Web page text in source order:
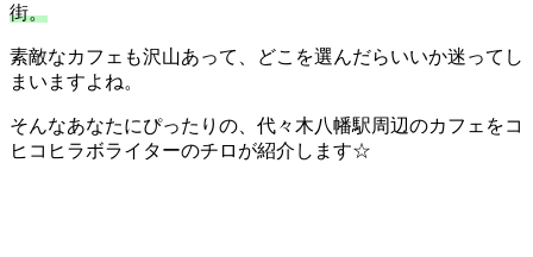
街。
素敵なカフェも沢山あって、どこを選んだらいいか迷ってし
まいますよね。
そんなあなたにぴったりの、代々木八幡駅周辺のカフェをコ
ヒコヒラボライターのチロが紹介します☆